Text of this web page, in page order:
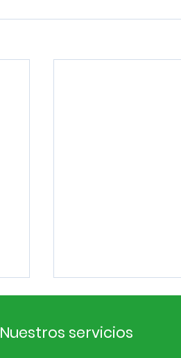
Nuestros servicios